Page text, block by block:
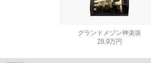
グランドメゾン神楽坂
28.9万円